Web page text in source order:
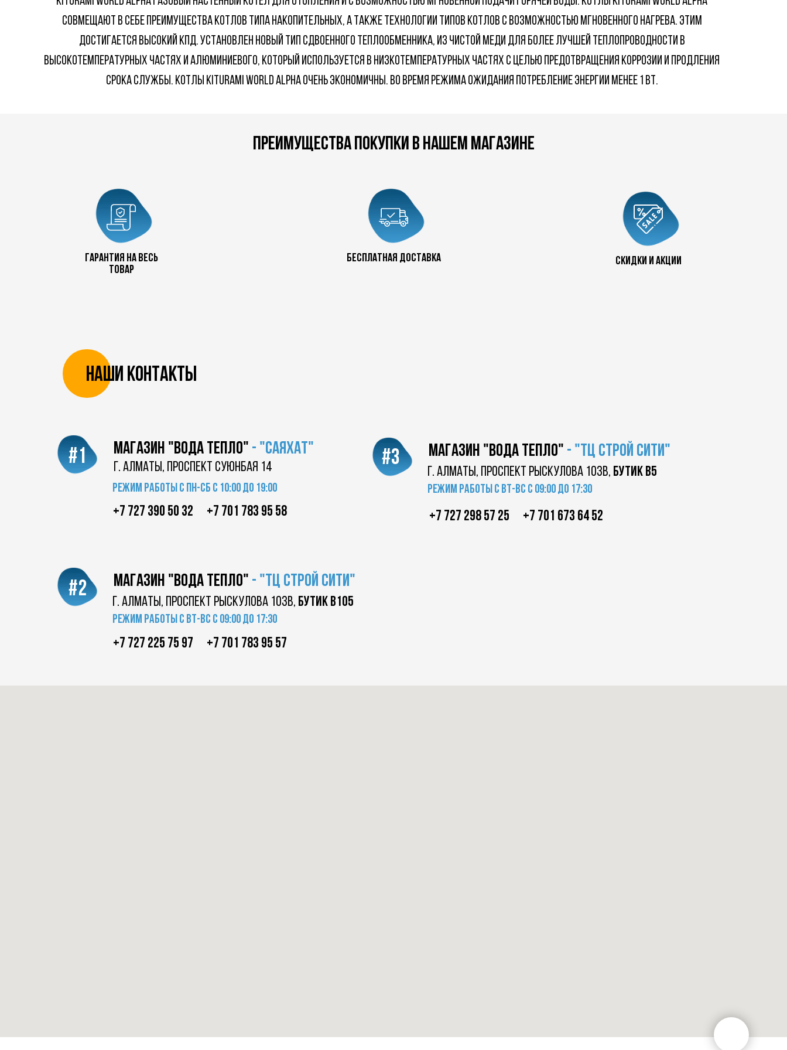
совмещают в себе преимущества котлов типа накопительных, а также технологии типов котлов с возможностью мгновенного нагрева. Этим
достигается высокий КПД. Установлен новый тип сдвоенного теплообменника, из чистой меди для более лучшей теплопроводности в
высокотемпературных частях и алюминиевого, который используется в низкотемпературных частях с целью предотвращения коррозии и продления
срока службы. Котлы Kiturami world Alpha очень экономичны. Во время режима ожидания потребление энергии менее 1 Вт.
преимущества покупки в нашем магазине
Гарантия на весь
товар
бесплатная доставка скидки и акции
Наши контакты
магазин "Вода Тепло" - "саяхат"
#1 г. Алматы, проспект суюнбая 14
магазин "вода тепло" - "ТЦ строй сити"
г. Алматы, проспект Рыскулова 103в, бутик в105
Режим работы с пн-сб с 10:00 до 19:00
Режим работы с вт-вс с 09:00 до 17:30
магазин "вода тепло" - "ТЦ строй сити"
#3
г. Алматы, проспект Рыскулова 103в, бутик в5
Режим работы с вт-вс с 09:00 до 17:30
+7 701 783 95 58
+7 727 390 50 32
+7 701 783 95 57
+7 727 225 75 97
+7 701 673 64 52
+7 727 298 57 25
#2
+7 727 390 50 32